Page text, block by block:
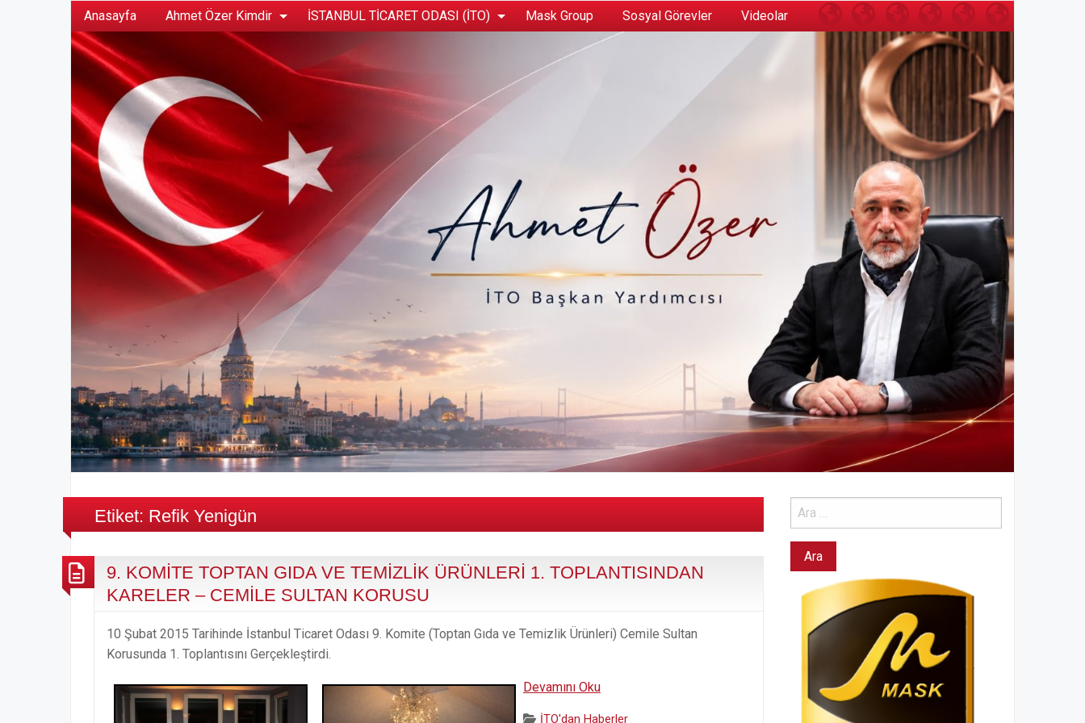
AnasayfaAhmet
Özer
Kimdir
İSTANBUL
TİCARET
ODASI
Mask
Group
Sosyal
Görevler
Anasayfa Ahmet Özer Kimdir İSTANBUL TİCARET ODASI (İTO) Mask Group Sosyal Görevler Videolar
Etiket: Refik Yenigün
9. KOMİTE TOPTAN GIDA VE TEMİZLİK ÜRÜNLERİ 1. TOPLANTISINDAN
KARELER – CEMİLE SULTAN KORUSU
10 Şubat 2015 Tarihinde İstanbul Ticaret Odası 9. Komite (Toptan Gıda ve Temizlik Ürünleri) Cemile Sultan
Korusunda 1. Toplantısını Gerçekleştirdi.
Devamını Oku9.
Categories:
İTO'dan Haberler